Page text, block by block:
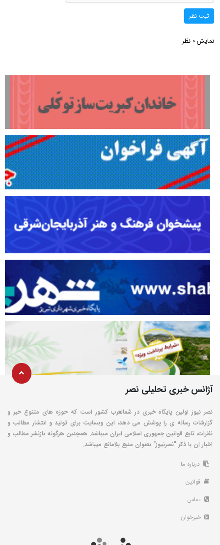
ثبت نظر
نمایش 0 نظر
آژانس خبری تحلیلی نصر
نصر نیوز اولین پایگاه خبری در شمالغرب کشور است که حوزه های متنوع خبر و
گزارشات رسانه ی را پوشش می دهد، این وبسایت برای تولید و انتشار مطالب و
نظرات، تابع قوانین جمهوری اسلامی ایران میباشد. همچنین هرگونه بازنشر مطالب و
اخبار آن با ذکر "نصرنیوز" بعنوان منبع بلامانع میباشد.
درباره ما
قوانین
تماس
خبرخوان